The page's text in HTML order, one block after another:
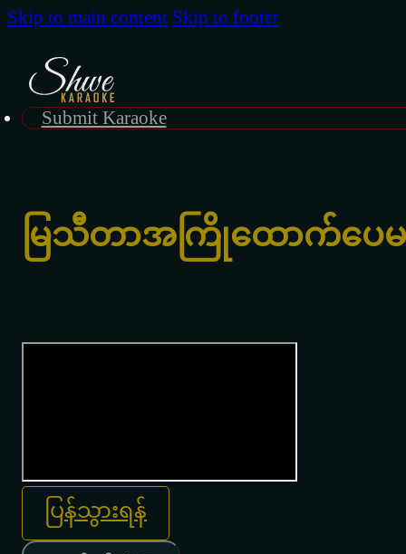
Skip to main content Skip to footer
Submit Karaoke
မြသီတာအကြိုထောက်ပေ
ပြန်သွားရန်